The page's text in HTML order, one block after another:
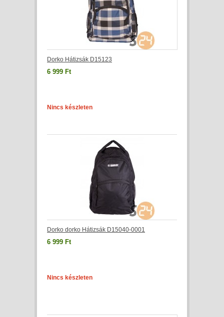
Dorko Hátizsák D15123
6 999 Ft
Nincs készleten
Dorko dorko Hátizsák D15040-0001
6 999 Ft
Nincs készleten